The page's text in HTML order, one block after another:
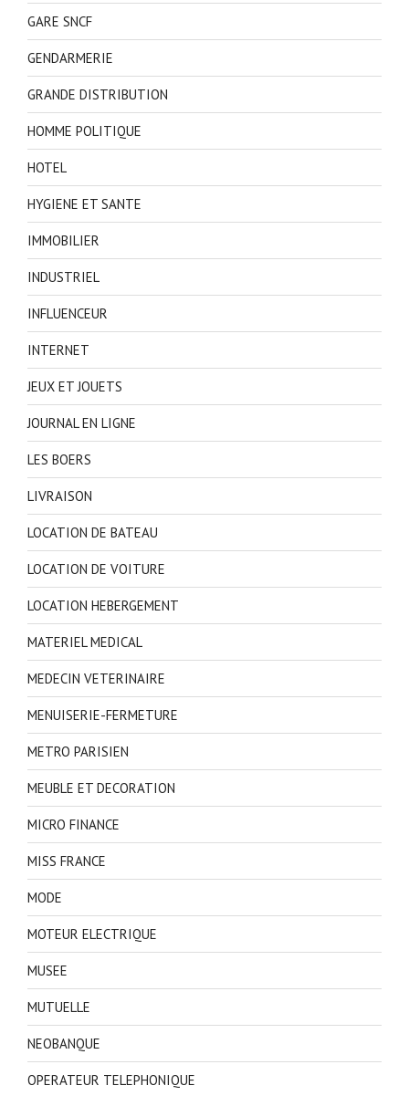
GARE SNCF
GENDARMERIE
GRANDE DISTRIBUTION
HOMME POLITIQUE
HOTEL
HYGIENE ET SANTE
IMMOBILIER
INDUSTRIEL
INFLUENCEUR
INTERNET
JEUX ET JOUETS
JOURNAL EN LIGNE
LES BOERS
LIVRAISON
LOCATION DE BATEAU
LOCATION DE VOITURE
LOCATION HEBERGEMENT
MATERIEL MEDICAL
MEDECIN VETERINAIRE
MENUISERIE-FERMETURE
METRO PARISIEN
MEUBLE ET DECORATION
MICRO FINANCE
MISS FRANCE
MODE
MOTEUR ELECTRIQUE
MUSEE
MUTUELLE
NEOBANQUE
OPERATEUR TELEPHONIQUE